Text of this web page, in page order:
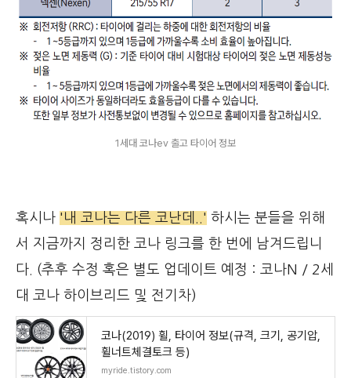
1세대 코나ev 출고 타이어 정보
혹시나 '내 코나는 다른 코난데..' 하시는 분들을 위해
서 지금까지 정리한 코나 링크를 한 번에 남겨드립니
다. (추후 수정 혹은 별도 업데이트 예정 : 코나N / 2세
대 코나 하이브리드 및 전기차)
코나(2019) 휠, 타이어 정보(규격, 크기, 공기압,
휠너트체결토크 등)
myride.tistory.com